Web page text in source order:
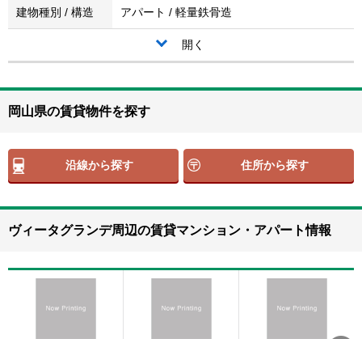
建物種別 / 構造 アパート / 軽量鉄骨造
開く
岡山県の賃貸物件を探す
沿線から探す 住所から探す
ヴィータグランデ周辺の賃貸マンション・アパート情報